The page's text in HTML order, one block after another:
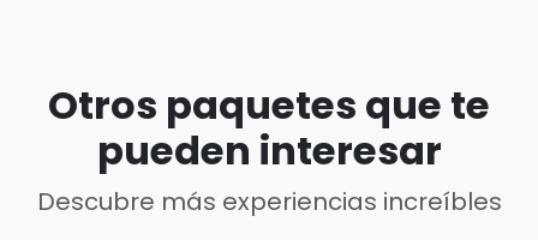
Otros paquetes que te
pueden interesar
Descubre más experiencias increíbles